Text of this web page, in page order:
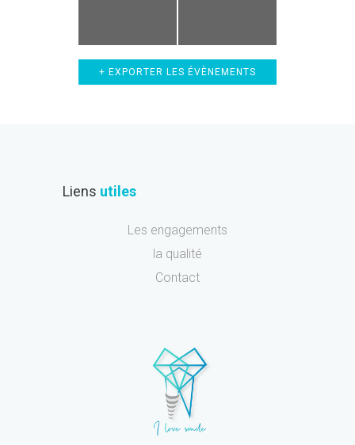
+ EXPORTER LES ÉVÈNEMENTS
Liens utiles
Les engagements
la qualité
Contact